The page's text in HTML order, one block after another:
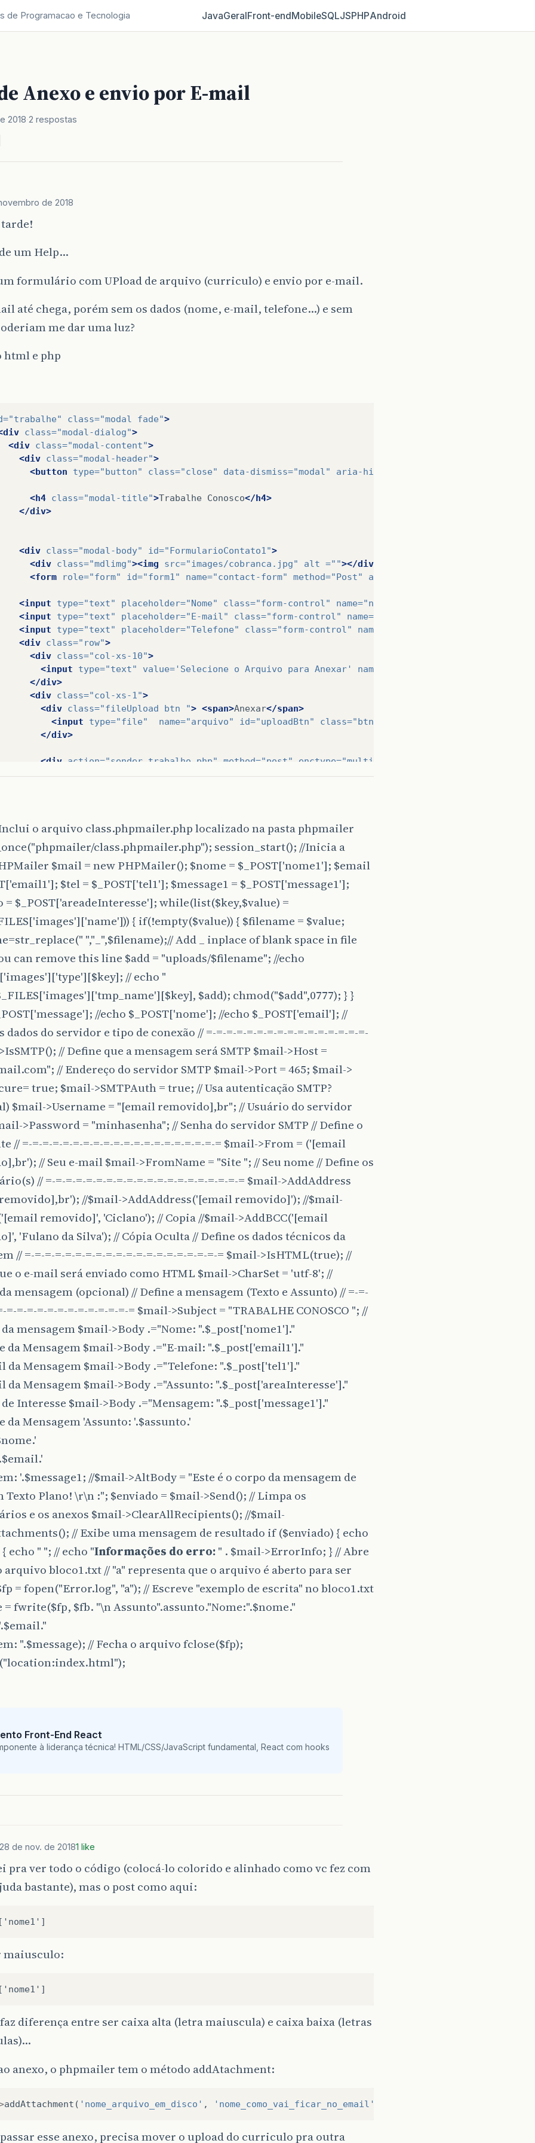
de Programacao e Tecnologia JavaGeralFront‑endMobileSQLJSPHPAndroid
Anexo e envio por E-mail
2018 2 respostas
de 2018
um Help…
formulário com UPload de arquivo (curriculo) e envio por e-mail.
até chega, porém sem os dados (nome, e-mail, telefone…) e sem
me dar uma luz?
html e php
"trabalhe" class="modal fade">
class="modal-dialog">
<div class="modal-content">
<div class="modal-header">
<button
type="button" class="close" data-dismiss="modal" aria-hidden=
<h4 class="modal-title">Trabalhe Conosco</h4>
</div>
<div class="modal-body" id="FormularioContato1">
<div class="mdlimg"><img src="images/cobranca.jpg" alt =""></div>
<form
role="form" id="form1" name="contact-form" method="Post" action=
<input type="text" placeholder="Nome" class="form-control" name="nome1"
<input
type="text" placeholder="E-mail" class="form-control" name=
<input
type="text" placeholder="Telefone" class="form-control" name=
<div class="row">
<div class="col-xs-10">
<input
type="text" value= 'Selecione o Arquivo para Anexar' name=
</div>
<div class="col-xs-1">
<div class="fileUpload btn "> <span>Anexar</span>
<input
type="file" name="arquivo" id="uploadBtn" class="btn upload"
</div>
<div action="sender_trabalho.php" method="post" enctype="multipart/form-data"
</div>
<select name="areaInteresse" placeholder="Área de Interesse" class=
<option value= "Área" Escolha área Interesse:
</option>
<option value="RH">RH
</option>
<option value="Administrativo">Administrativo</option>
</select>
<textarea
cols="10" name="message1" id="message1" rows=
<input
type="submit" class="btn btn-link"
<button type= "button" class="btn btn-default" data-dismiss="modal"
</form>
o arquivo class.phpmailer.php localizado na pasta phpmailer
class.phpmailer.php"); session_start(); //Inicia a
$mail = new PHPMailer(); $nome = $_POST['nome1']; $email
$tel = $_POST['tel1']; $message1 = $_POST['message1'];
= $_POST['areadeInteresse']; while(list($key,$value) =
{ if(!empty($value)) { $filename = $value;
","_",$filename);// Add _ inplace of blank space in file
can remove this line $add = "uploads/$filename"; //echo
// echo "
$add); chmod("$add",0777); } }
//echo $_POST['nome']; //echo $_POST['email']; //
dados do servidor e tipo de conexão // =-=-=-=-=-=-=-=-=-=-=-=-=-=-=-=-
// Define que a mensagem será SMTP $mail->Host =
// Endereço do servidor SMTP $mail->Port = 465; $mail->
true; $mail->SMTPAuth = true; // Usa autenticação SMTP?
$mail->Username = "[email removido],br"; // Usuário do servidor
>Password = "minhasenha"; // Senha do servidor SMTP // Define o
// =-=-=-=-=-=-=-=-=-=-=-=-=-=-=-=-=-=-=-= $mail->From = ('[email
// Seu e-mail $mail->FromName = "Site "; // Seu nome // Define os
// =-=-=-=-=-=-=-=-=-=-=-=-=-=-=-=-=-=-=-= $mail->AddAddress
//$mail->AddAddress('[email removido]'); //$mail-
removido]', 'Ciclano'); // Copia //$mail->AddBCC('[email
'Fulano da Silva'); // Cópia Oculta // Define os dados técnicos da
// =-=-=-=-=-=-=-=-=-=-=-=-=-=-=-=-=-=-=-= $mail->IsHTML(true); //
o e-mail será enviado como HTML $mail->CharSet = 'utf-8'; //
mensagem (opcional) // Define a mensagem (Texto e Assunto) // =-=-
=-=-=-=-=-=-=-=-=-=-=-=-= $mail->Subject = "TRABALHE CONOSCO "; //
mensagem $mail->Body .="Nome: ".$_post['nome1']."
da Mensagem $mail->Body .="E-mail: ".$_post['email1']."
da Mensagem $mail->Body .="Telefone: ".$_post['tel1']."
da Mensagem $mail->Body .="Assunto: ".$_post['areaInteresse']."
Interesse $mail->Body .="Mensagem: ".$_post['message1']."
da Mensagem 'Assunto: '.$assunto.'
'.$message1; //$mail->AltBody = "Este é o corpo da mensagem de
Texto Plano! \r\n :"; $enviado = $mail->Send(); // Limpa os
e os anexos $mail->ClearAllRecipients(); //$mail-
// Exibe uma mensagem de resultado if ($enviado) { echo
echo " "; // echo "Informações do erro:" . $mail->ErrorInfo; } // Abre
arquivo bloco1.txt // "a" representa que o arquivo é aberto para ser
= fopen("Error.log", "a"); // Escreve "exemplo de escrita" no bloco1.txt
= fwrite($fp, $fb. "\n Assunto".assunto."Nome:".$nome."
".$message); // Fecha o arquivo fclose($fp);
Front-End React
à liderança técnica! HTML/CSS/JavaScript fundamental, React com hooks
28 de nov. de 20181 like
pra ver todo o código (colocá-lo colorido e alinhado como vc fez com
bastante), mas o post como aqui:
maiusculo:
diferença entre ser caixa alta (letra maiuscula) e caixa baixa (letras
anexo, o phpmailer tem o método addAtachment:
addAttachment ( 'nome_arquivo_em_disco' , 'nome_como_vai_ficar_no_email'
esse anexo, precisa mover o upload do curriculo pra outra